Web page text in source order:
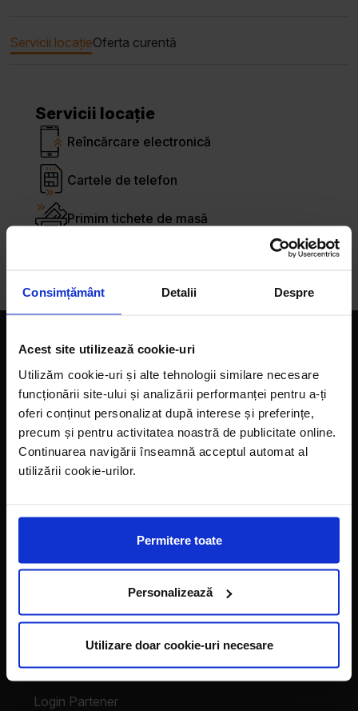
Consimțământ Detalii Despre
Acest site utilizează cookie-uri
Utilizăm cookie-uri și alte tehnologii similare necesare
funcționării site-ului și analizării performanței pentru a-ți
oferi conținut personalizat după interese și preferințe,
precum și pentru activitatea noastră de publicitate online.
Continuarea navigării înseamnă acceptul automat al
utilizării cookie-urilor.
Permitere toate
Personalizează
Utilizare doar cookie-uri necesare
Servicii locațieOferta curentă
Servicii locație
Reîncărcare electronică
Cartele de telefon
Primim tichete de masă
Companie
Magazine
Despre noi
LaDoiPași Extra
Contact
Despre franciză
Franciza LaDoiPași
Testimoniale
Login Partener